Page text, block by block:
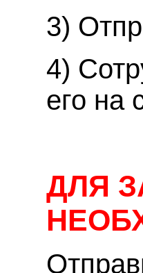
3)
4)
его на
ДЛЯ